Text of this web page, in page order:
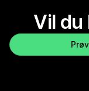
Vil du